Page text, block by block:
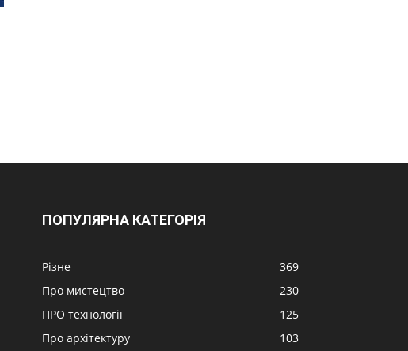
ПОПУЛЯРНА КАТЕГОРІЯ
Різне
369
Про мистецтво
230
ПРО технології
125
Про архітектуру
103